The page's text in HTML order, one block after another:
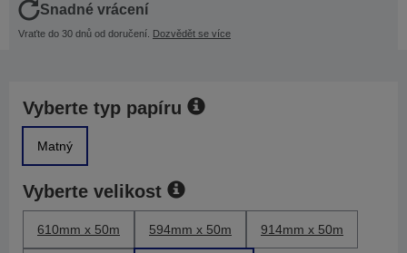
Snadné vrácení
Vraťte do 30 dnů od doručení. Dozvědět se více
Vyberte typ papíru
Matný
Vyberte velikost
610mm x 50m 594mm x 50m 914mm x 50m